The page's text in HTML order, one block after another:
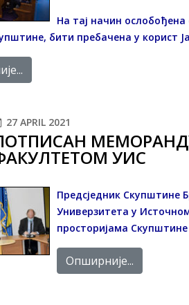
На тај начин
бити пребачена у корист
27 APRIL 2021
УИС
Предсједник Скупштине
Универзитета у
просторијама
Опширније...